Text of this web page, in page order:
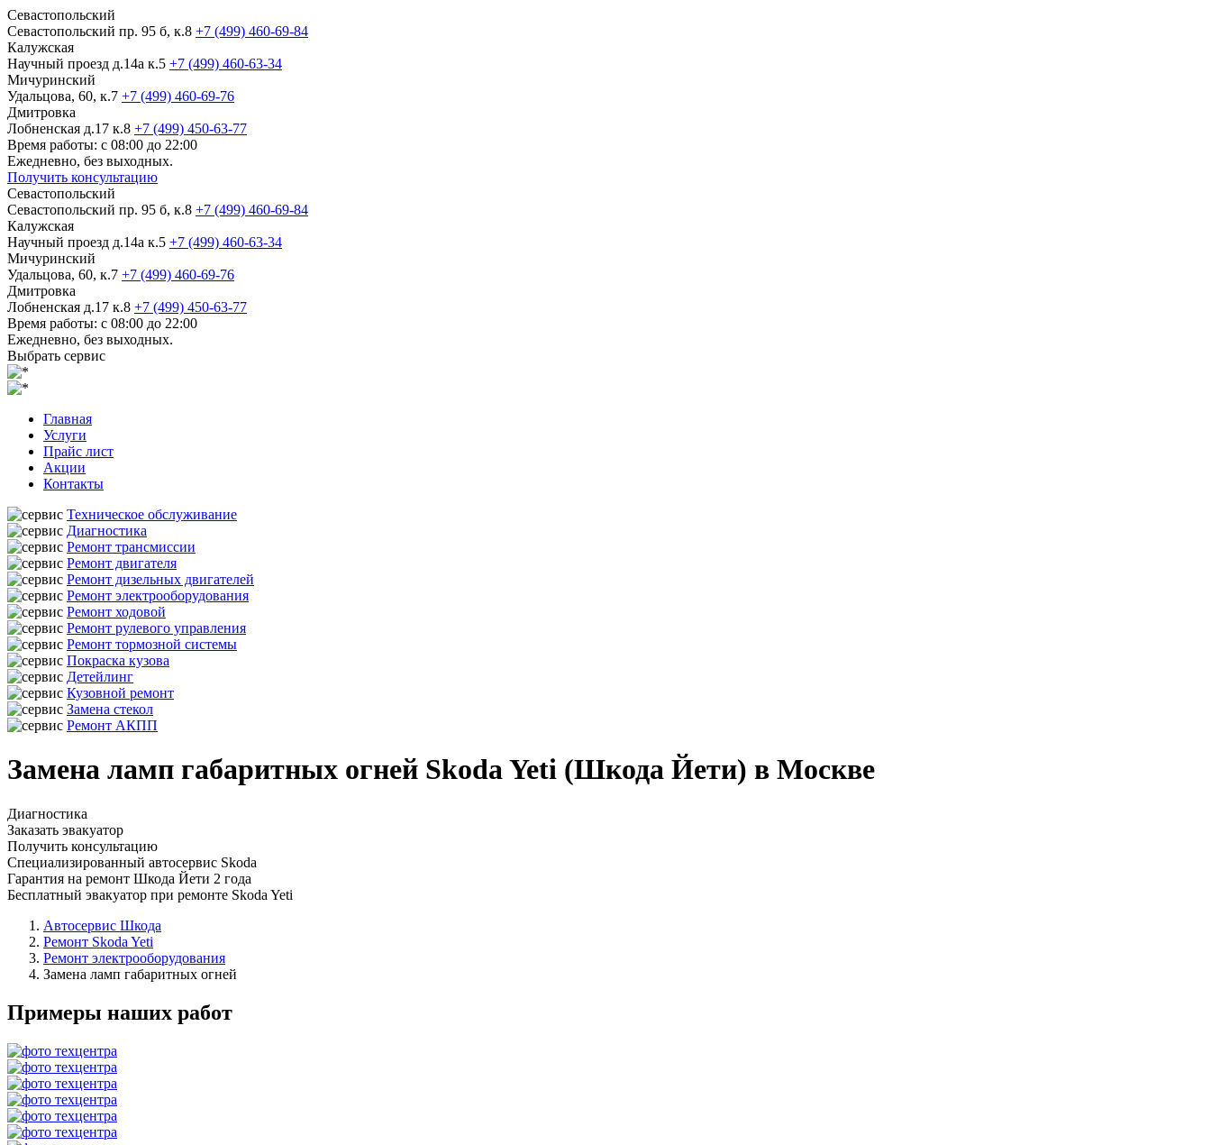
Севастопольский
Севастопольский пр. 95 б, к.8 +7 (499) 460-69-84
Калужская
Научный проезд д.14а к.5 +7 (499) 460-63-34
Мичуринский
Удальцова, 60, к.7 +7 (499) 460-69-76
Дмитровка
Лобненская д.17 к.8 +7 (499) 450-63-77
Время работы: с 08:00 до 22:00
Ежедневно, без выходных.
Получить консультацию
Севастопольский
Севастопольский пр. 95 б, к.8 +7 (499) 460-69-84
Калужская
Научный проезд д.14а к.5 +7 (499) 460-63-34
Мичуринский
Удальцова, 60, к.7 +7 (499) 460-69-76
Дмитровка
Лобненская д.17 к.8 +7 (499) 450-63-77
Время работы: с 08:00 до 22:00
Ежедневно, без выходных.
Выбрать сервис
Главная
Услуги
Прайс лист
Акции
Контакты
Техническое обслуживание
Диагностика
Ремонт трансмиссии
Ремонт двигателя
Ремонт дизельных двигателей
Ремонт электрооборудования
Ремонт ходовой
Ремонт рулевого управления
Ремонт тормозной системы
Покраска кузова
Детейлинг
Кузовной ремонт
Замена стекол
Ремонт АКПП
Замена ламп габаритных огней Skoda Yeti (Шкода Йети) в Москве
Диагностика
Заказать эвакуатор
Получить консультацию
Специализированный автосервис Skoda
Гарантия на ремонт Шкода Йети 2 года
Бесплатный эвакуатор при ремонте Skoda Yeti
Автосервис Шкода
Ремонт Skoda Yeti
Ремонт электрооборудования
Замена ламп габаритных огней
Примеры наших работ